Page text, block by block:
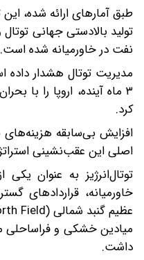
نفت در خاورمیانه شده است.
۳ ماه آینده، اروپا را با
کرد.
افزایش بی‌سابقه
اصلی این عقب‌نشینی
توتال‌انرژیز به عنوان یکی
خاورمیانه، قراردادهای
داشت.